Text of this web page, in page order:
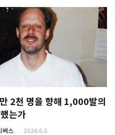
2천 명을 향해 1,000발의
는가
버스 2026.6.5